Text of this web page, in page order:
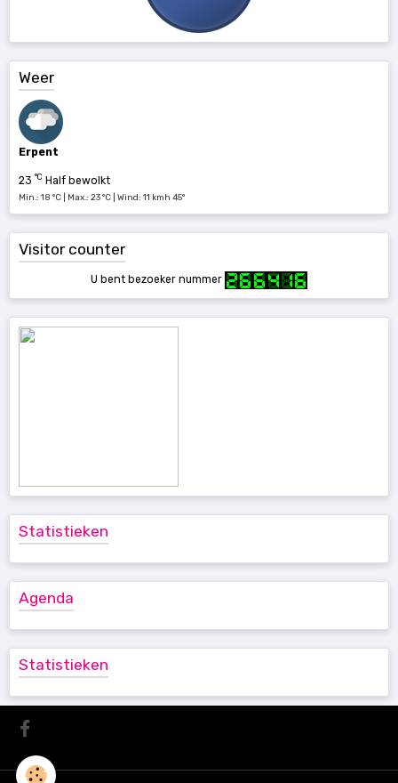
Weer
Erpent
23 °C Half bewolkt
Min.: 18 °C | Max.: 23 °C | Wind: 11 kmh 45°
Visitor counter
U bent bezoeker nummer
Statistieken
Agenda
Statistieken